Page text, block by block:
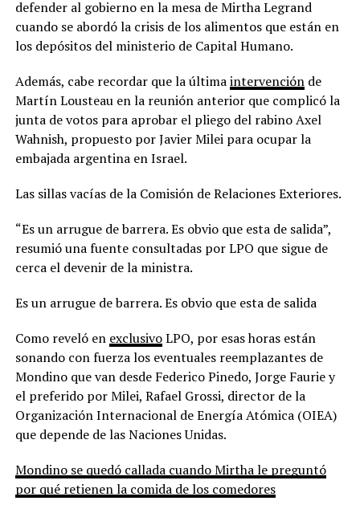
defender al gobierno en la mesa de Mirtha Legrand
cuando se abordó la crisis de los alimentos que están en
los depósitos del ministerio de Capital Humano.
Además, cabe recordar que la últimaintervenciónde
Martín Lousteau en la reunión anterior que complicó la
junta de votos para aprobar el pliego del rabino Axel
Wahnish, propuesto por Javier Milei para ocupar la
embajada argentina en Israel.
Las sillas vacías de la Comisión de Relaciones Exteriores.
“Es un arrugue de barrera. Es obvio que esta de salida”,
resumió una fuente consultadas por LPO que sigue de
cerca el devenir de la ministra.
Es un arrugue de barrera. Es obvio que esta de salida
Como reveló en exclusivoLPO, por esas horas están
sonando con fuerza los eventuales reemplazantes de
Mondino que van desde Federico Pinedo, Jorge Faurie y
el preferido por Milei, Rafael Grossi, director de la
Organización Internacional de Energía Atómica (OIEA)
que depende de las Naciones Unidas.
Mondino se quedó callada cuando Mirtha le preguntó
por qué retienen la comida de los comedores